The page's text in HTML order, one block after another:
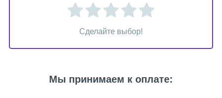
Сделайте выбор!
Мы принимаем к оплате: